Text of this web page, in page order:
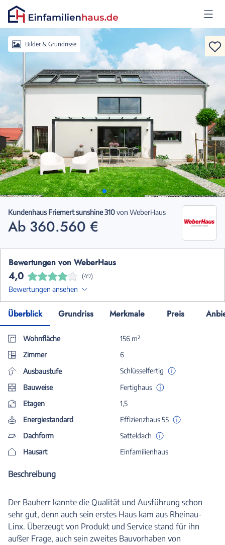
AnmeldenBilder & Grundrisse
Kundenhaus Friemert sunshine 310von WeberHaus
Ab 360.560 €
Bewertungen von WeberHaus
4,0 (49)
Bewertungen ansehen
Überblick Grundriss Merkmale Preis
Wohnfläche
156 m²
Zimmer
6
Ausbaustufe
Schlüsselfertig
Bauweise
Fertighaus
Etagen
1,5
Energiestandard
Effizienzhaus 55
Dachform
Satteldach
Hausart
Einfamilienhaus
Beschreibung
Der Bauherr kannte die Qualität und Ausführung schon
sehr gut, denn auch sein erstes Haus kam aus Rheinau-
Linx. Überzeugt von Produkt und Service stand für ihn
außer Frage, auch sein zweites Bauvorhaben von